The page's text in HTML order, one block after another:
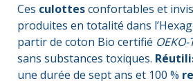
Ces culottesconfortables et
produites en totalité dans
partir de coton Bio certifié OEKO-
sans substances toxiques.
une durée de sept ans et 100 %